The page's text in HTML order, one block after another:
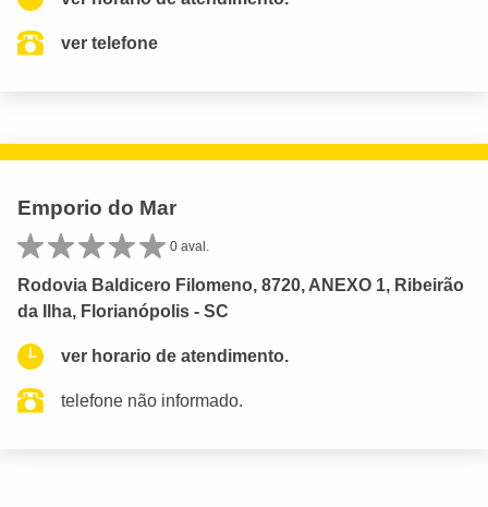
ver telefone
Emporio do Mar
0 aval.
Rodovia Baldicero Filomeno, 8720, ANEXO 1, Ribeirão
da Ilha, Florianópolis - SC
ver horario de atendimento.
telefone não informado.